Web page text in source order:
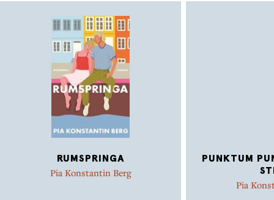
RUMSPRINGA
Pia Konstantin Berg
PUNKTUM
Pia